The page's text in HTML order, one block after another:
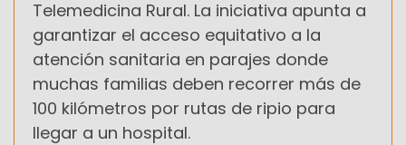
Telemedicina Rural. La iniciativa apunta a
garantizar el acceso equitativo a la
atención sanitaria en parajes donde
muchas familias deben recorrer más de
100 kilómetros por rutas de ripio para
llegar a un hospital.